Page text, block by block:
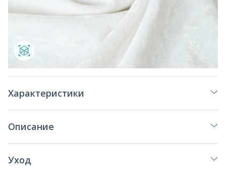
Характеристики
Описание
Уход